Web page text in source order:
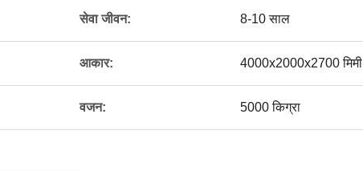
सेवा जीवन: 8-10 साल
आकार: 4000x2000x2700 मिमी
वजन: 5000 किग्रा